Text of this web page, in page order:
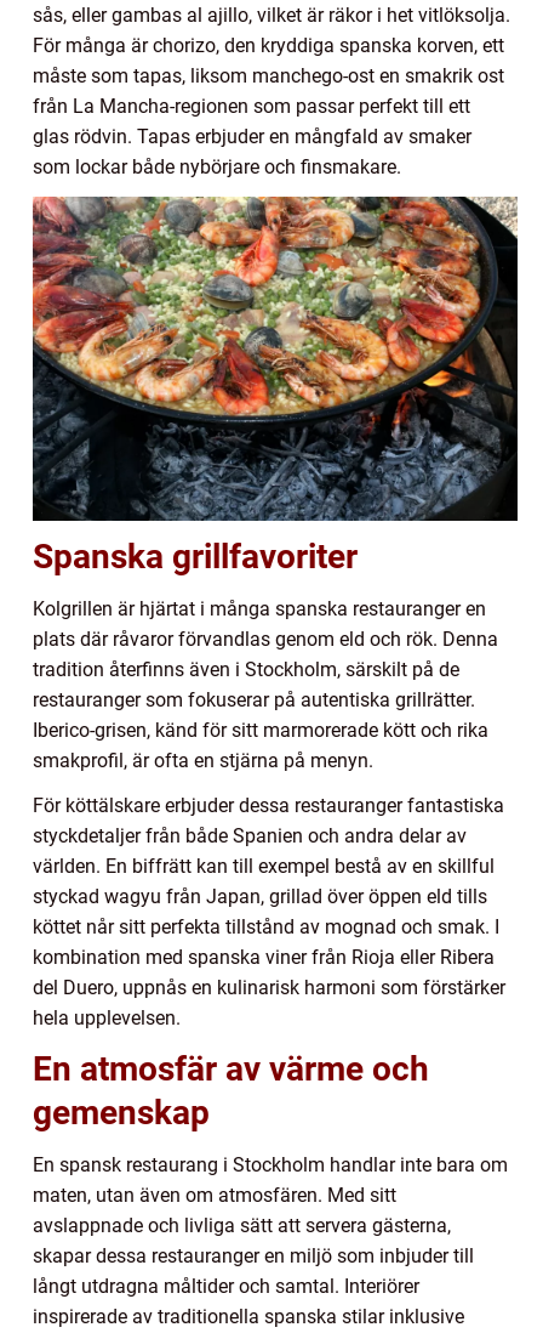
sås, eller gambas al ajillo, vilket är räkor i het vitlöksolja.
För många är chorizo, den kryddiga spanska korven, ett
måste som tapas, liksom manchego-ost en smakrik ost
från La Mancha-regionen som passar perfekt till ett
glas rödvin. Tapas erbjuder en mångfald av smaker
som lockar både nybörjare och finsmakare.
Spanska grillfavoriter
Kolgrillen är hjärtat i många spanska restauranger en
plats där råvaror förvandlas genom eld och rök. Denna
tradition återfinns även i Stockholm, särskilt på de
restauranger som fokuserar på autentiska grillrätter.
Iberico-grisen, känd för sitt marmorerade kött och rika
smakprofil, är ofta en stjärna på menyn.
För köttälskare erbjuder dessa restauranger fantastiska
styckdetaljer från både Spanien och andra delar av
världen. En biffrätt kan till exempel bestå av en skillful
styckad wagyu från Japan, grillad över öppen eld tills
köttet når sitt perfekta tillstånd av mognad och smak. I
kombination med spanska viner från Rioja eller Ribera
del Duero, uppnås en kulinarisk harmoni som förstärker
hela upplevelsen.
En atmosfär av värme och
gemenskap
En spansk restaurang i Stockholm handlar inte bara om
maten, utan även om atmosfären. Med sitt
avslappnade och livliga sätt att servera gästerna,
skapar dessa restauranger en miljö som inbjuder till
långt utdragna måltider och samtal. Interiörer
inspirerade av traditionella spanska stilar inklusive